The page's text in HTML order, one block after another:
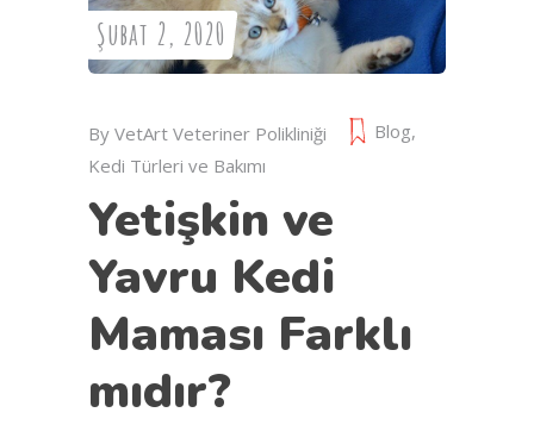
Şubat 2, 2020
By VetArt Veteriner Polikliniği Blog,
Kedi Türleri ve Bakımı
Yetişkin ve
Yavru Kedi
Maması Farklı
mıdır?